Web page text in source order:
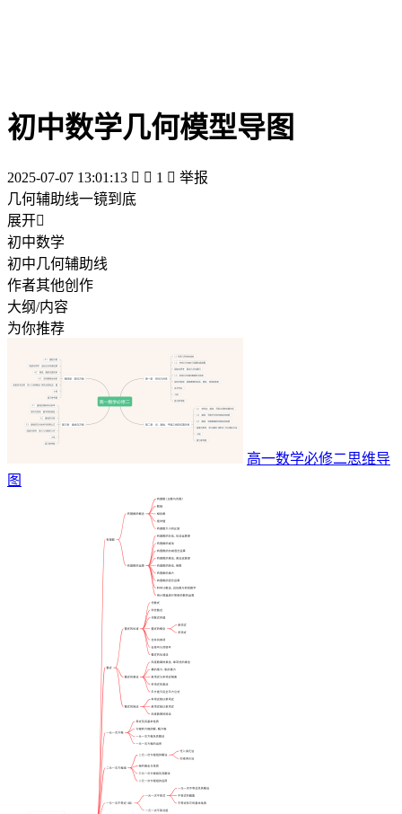
初中数学几何模型导图
2025-07-07 13:01:13   1  举报
几何辅助线一镜到底
展开
初中数学
初中几何辅助线
作者其他创作
大纲/内容
为你推荐
高一数学必修二思维导
图